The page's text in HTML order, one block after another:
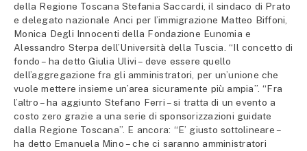
della Regione Toscana Stefania Saccardi, il sindaco di Prato
e delegato nazionale Anci per l’immigrazione Matteo Biffoni,
Monica Degli Innocenti della Fondazione Eunomia e
Alessandro Sterpa dell’Università della Tuscia. “Il concetto di
fondo – ha detto Giulia Ulivi – deve essere quello
dell’aggregazione fra gli amministratori, per un’unione che
vuole mettere insieme un’area sicuramente più ampia”. “Fra
l’altro – ha aggiunto Stefano Ferri – si tratta di un evento a
costo zero grazie a una serie di sponsorizzazioni guidate
dalla Regione Toscana”. E ancora: “E’ giusto sottolineare –
ha detto Emanuela Mino – che ci saranno amministratori